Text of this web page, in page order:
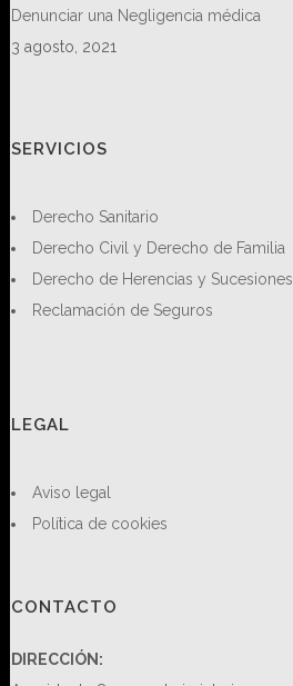
Denunciar una Negligencia médica
3 agosto, 2021
SERVICIOS
Derecho Sanitario
Derecho Civil y Derecho de Familia
Derecho de Herencias y Sucesiones
Reclamación de Seguros
LEGAL
Aviso legal
Política de cookies
CONTACTO
DIRECCIÓN: